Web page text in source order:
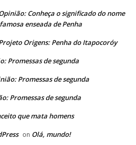
Conheça o significado do nome
enseada de Penha
Origens: Penha do Itapocoróy
Promessas de segunda
Promessas de segunda
Promessas de segunda
que mata homens
on Olá, mundo!